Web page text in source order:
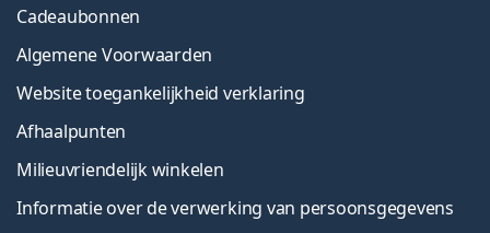
Cadeaubonnen
Algemene Voorwaarden
Website toegankelijkheid verklaring
Afhaalpunten
Milieuvriendelijk winkelen
Informatie over de verwerking van persoonsgegevens